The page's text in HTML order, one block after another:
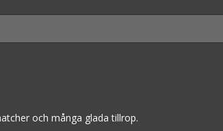
och många glada tillrop.